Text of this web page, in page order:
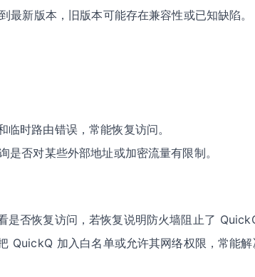
新版本，旧版本可能存在兼容性或已知缺陷。
时路由错误，常能恢复访问。
否对某些外部地址或加密流量有限制。
是否恢复访问，若恢复说明防火墙阻止了
QuickQ 加入白名单或允许其网络权限，常能解